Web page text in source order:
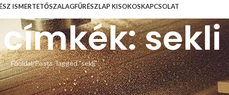
ISMERTETŐSZALAGFŰRÉSZLAP KISOKOSKAPCSOLAT
sekli
Főoldal Posts Tagged "sekli"